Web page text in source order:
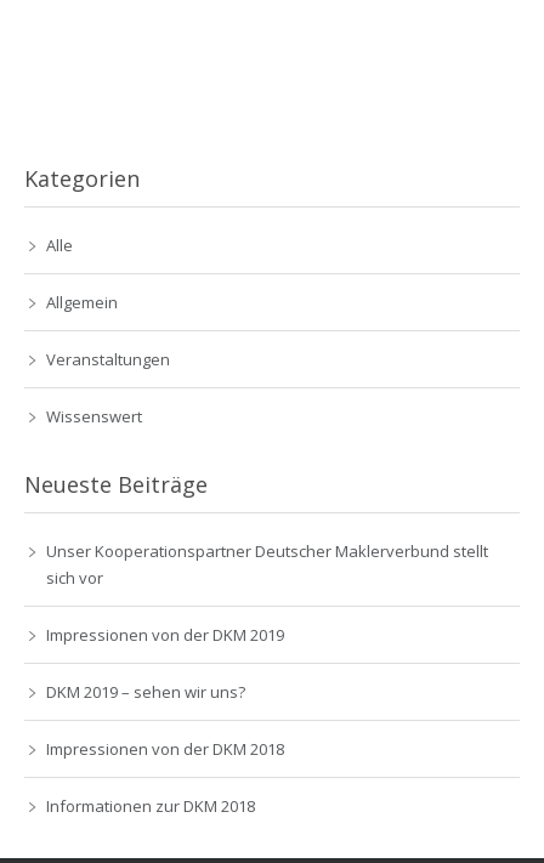
Kategorien
Alle
Allgemein
Veranstaltungen
Wissenswert
Neueste Beiträge
Unser Kooperationspartner Deutscher Maklerverbund stellt
sich vor
Impressionen von der DKM 2019
DKM 2019 – sehen wir uns?
Impressionen von der DKM 2018
Informationen zur DKM 2018